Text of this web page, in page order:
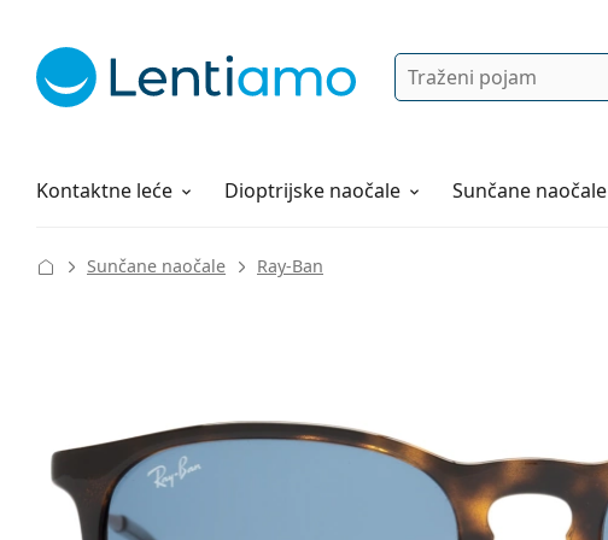
Pretraga
Kontaktne leće
Otopine za leće Dioptrijske naočale Sunčane naočale
Sve o kupovini
Sunčane naočale Ray-Ban